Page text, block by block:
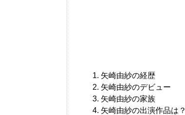
矢崎由紗の経歴
矢崎由紗のデビュー
矢崎由紗の家族
矢崎由紗の出演作品は？